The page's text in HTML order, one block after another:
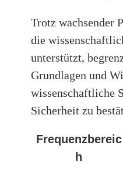
Trotz wachsender
die
unterstützt,
Grundlagen und
wissenschaftliche
Sicherheit zu
Frequenzbereic
h